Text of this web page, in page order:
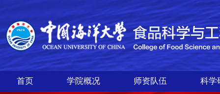
首页 学院概况 师资队伍 科学